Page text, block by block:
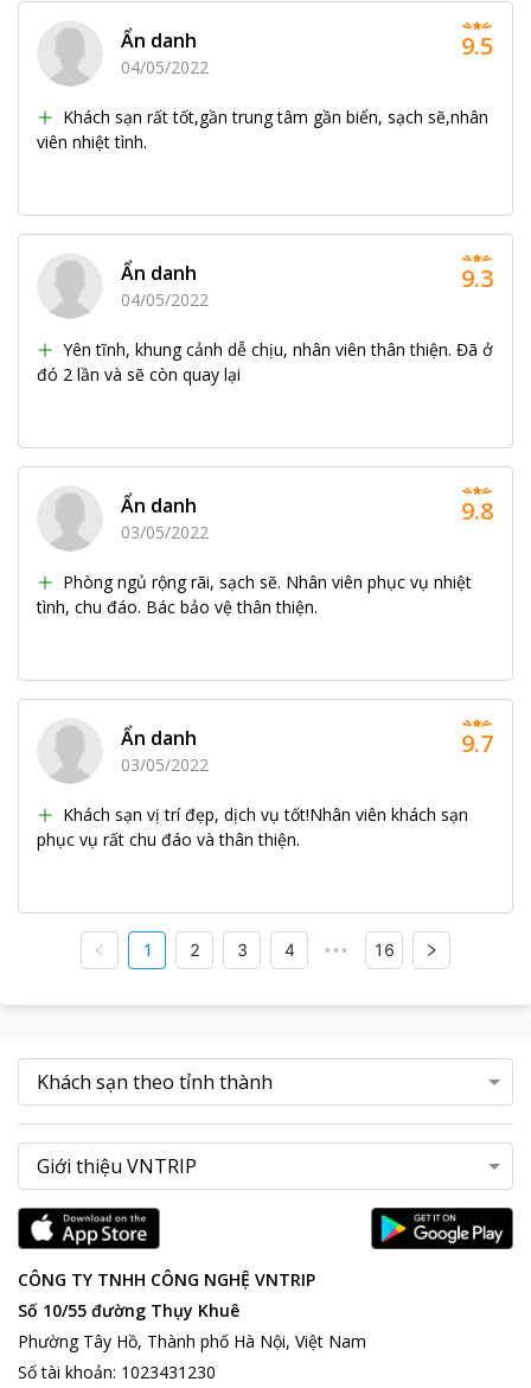
Ẩn danh
04/05/2022
Khách sạn rất tốt,gần trung tâm gần biển, sạch sẽ,nhân
viên nhiệt tình.
9.5
Ẩn danh
04/05/2022
Yên tĩnh, khung cảnh dễ chịu, nhân viên thân thiện. Đã ở
đó 2 lần và sẽ còn quay lại
9.3
Ẩn danh
03/05/2022
Phòng ngủ rộng rãi, sạch sẽ. Nhân viên phục vụ nhiệt
tình, chu đáo. Bác bảo vệ thân thiện.
9.8
Ẩn danh
03/05/2022
Khách sạn vị trí đẹp, dịch vụ tốt!Nhân viên khách sạn
phục vụ rất chu đáo và thân thiện.
9.7
1 2 3 4 ••• 16
CÔNG TY TNHH CÔNG NGHỆ VNTRIP
Số 10/55 đường Thụy Khuê
Phường Tây Hồ, Thành phố Hà Nội, Việt Nam
Số tài khoản: 1023431230